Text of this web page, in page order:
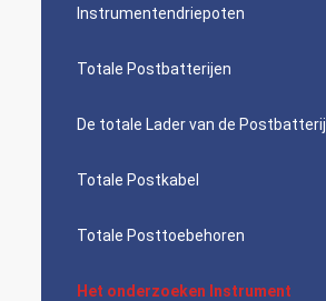
Instrumentendriepoten
Totale Postbatterijen
De totale Lader van de Postbatterij
Totale Postkabel
Totale Posttoebehoren
Het onderzoeken Instrument